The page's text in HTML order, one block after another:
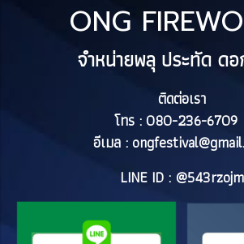
ONG
จำหน่ายพลุ ประทัด ดอ
ติดต่อเรา
โทร : 080-236-6709
อีเมล :
LINE ID : @543rzojm